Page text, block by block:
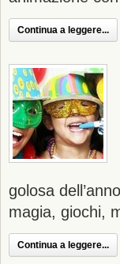
Continua a leggere...
golosa
magia, giochi,
Continua a leggere...